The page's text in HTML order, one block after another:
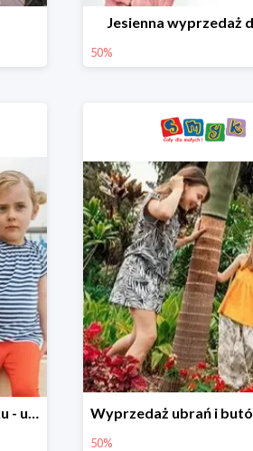
Jesienna wyprzedaż
50%
Jeszcze lepsze ceny w Smyku - ubrania i buty do -70%
50%